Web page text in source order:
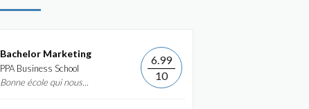
Bachelor Marketing
PPA Business School
Bonne école qui nous...
6.99
10